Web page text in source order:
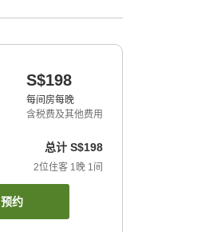
S$198
每间房每晚
含税费及其他费用
总计 S$198
2位住客 1晚 1间
预约